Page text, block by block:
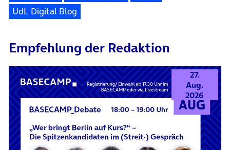
UdL Digital Blog
Empfehlung der Redaktion
27.
Aug.
2026